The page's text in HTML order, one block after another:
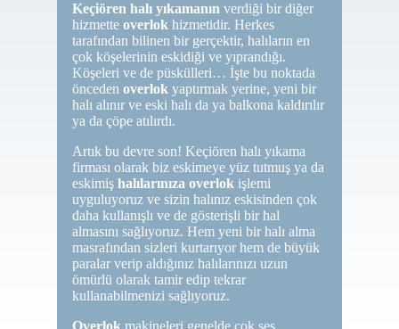
Keçiören halı yıkamanın verdiği bir diğer
hizmette overlok hizmetidir. Herkes
tarafından bilinen bir gerçektir, halıların en
çok köşelerinin eskidiği ve yıprandığı.
Köşeleri ve de püskülleri… İşte bu noktada
önceden overlok yaptırmak yerine, yeni bir
halı alınır ve eski halı da ya balkona kaldırılır
ya da çöpe atılırdı.
Artık bu devre son! Keçiören halı yıkama
firması olarak biz eskimeye yüz tutmuş ya da
eskimiş halılarınıza overlok işlemi
uyguluyoruz ve sizin halınız eskisinden çok
daha kullanışlı ve de gösterişli bir hal
almasını sağlıyoruz. Hem yeni bir halı alma
masrafından sizleri kurtarıyor hem de büyük
paralar verip aldığınız halılarınızı uzun
ömürlü olarak tamir edip tekrar
kullanabilmenizi sağlıyoruz.
Overlok makineleri genelde çok ses